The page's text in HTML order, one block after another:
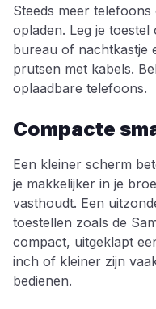
Steeds meer
opladen. Leg je
bureau of nachtkastje
prutsen met kabels.
oplaadbare telefoons.
Compacte
Een kleiner scherm
je makkelijker in je
vasthoudt. Een
toestellen zoals de
compact, uitgeklapt
inch of kleiner zijn
bedienen.